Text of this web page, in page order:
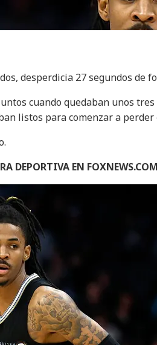
desperdicia 27 segundos de
cuando quedaban unos
listos para comenzar a
DEPORTIVA EN FOXNEWS.COM